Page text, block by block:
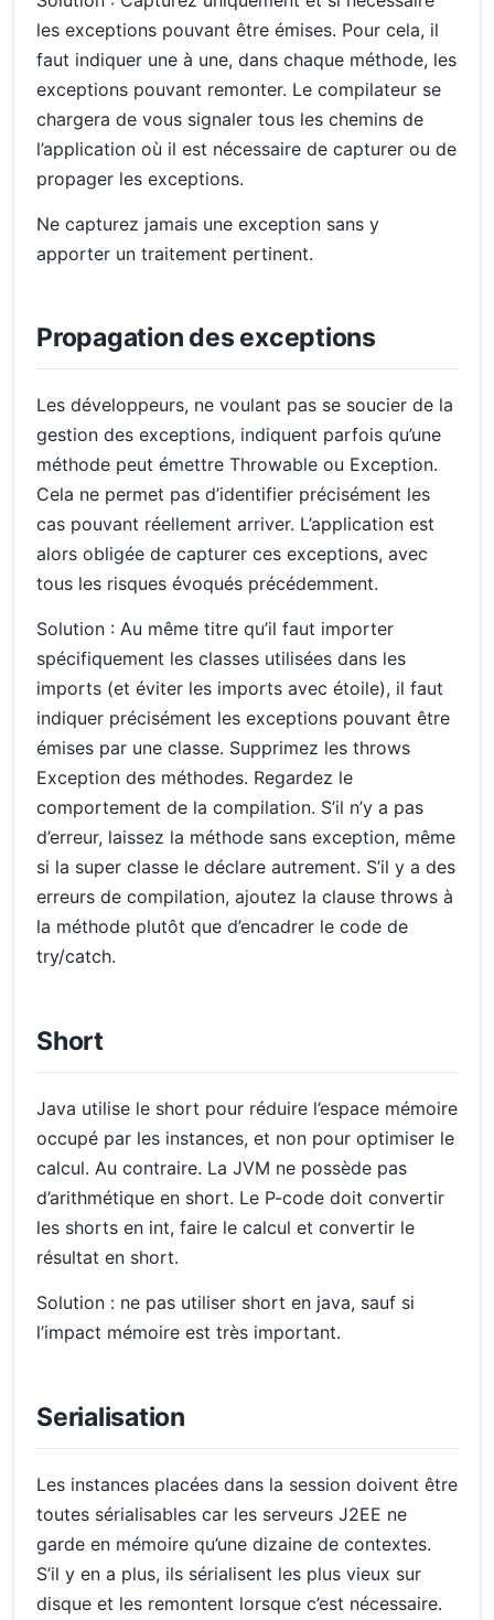
les exceptions pouvant être émises. Pour cela, il
faut indiquer une à une, dans chaque méthode, les
exceptions pouvant remonter. Le compilateur se
chargera de vous signaler tous les chemins de
l’application où il est nécessaire de capturer ou de
propager les exceptions.
Ne capturez jamais une exception sans y
apporter un traitement pertinent.
Propagation des exceptions
Les développeurs, ne voulant pas se soucier de la
gestion des exceptions, indiquent parfois qu’une
méthode peut émettre Throwable ou Exception.
Cela ne permet pas d’identifier précisément les
cas pouvant réellement arriver. L’application est
alors obligée de capturer ces exceptions, avec
tous les risques évoqués précédemment.
Solution : Au même titre qu’il faut importer
spécifiquement les classes utilisées dans les
imports (et éviter les imports avec étoile), il faut
indiquer précisément les exceptions pouvant être
émises par une classe. Supprimez les throws
Exception des méthodes. Regardez le
comportement de la compilation. S’il n’y a pas
d’erreur, laissez la méthode sans exception, même
si la super classe le déclare autrement. S’il y a des
erreurs de compilation, ajoutez la clause throws à
la méthode plutôt que d’encadrer le code de
try/catch.
Short
Java utilise le short pour réduire l’espace mémoire
occupé par les instances, et non pour optimiser le
calcul. Au contraire. La JVM ne possède pas
d’arithmétique en short. Le P-code doit convertir
les shorts en int, faire le calcul et convertir le
résultat en short.
Solution : ne pas utiliser short en java, sauf si
l’impact mémoire est très important.
Serialisation
Les instances placées dans la session doivent être
toutes sérialisables car les serveurs J2EE ne
garde en mémoire qu’une dizaine de contextes.
S’il y en a plus, ils sérialisent les plus vieux sur
disque et les remontent lorsque c’est nécessaire.